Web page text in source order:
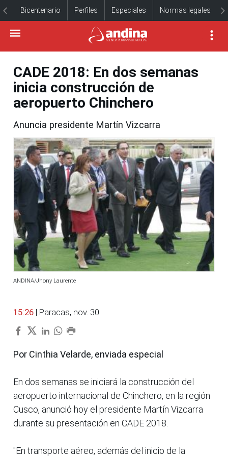
Bicentenario Perfiles Especiales Normas legales
CADE 2018: En dos semanas
inicia construcción de
aeropuerto Chinchero
Anuncia presidente Martín Vizcarra
ANDINA/Jhony Laurente
15:26 | Paracas, nov. 30.
Por Cinthia Velarde, enviada especial
En dos semanas se iniciará la construcción del
aeropuerto internacional de Chinchero, en la región
Cusco, anunció hoy el presidente Martín Vizcarra
durante su presentación en CADE 2018.
"En transporte aéreo, además del inicio de la